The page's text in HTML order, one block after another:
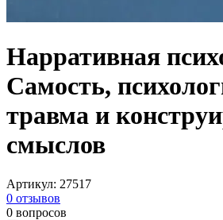
Нарративная
Самость,
травма и
смыслов
Артикул: 27517
0 отзывов
0 вопросов